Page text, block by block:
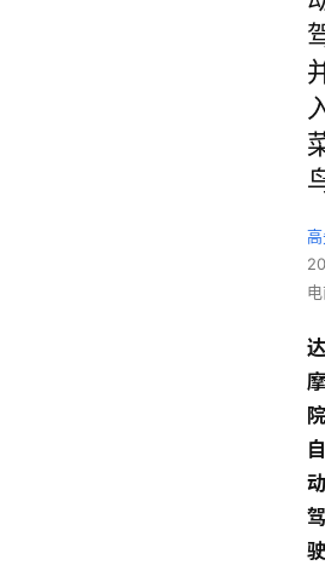
达
摩
院
自
动
驾
驶